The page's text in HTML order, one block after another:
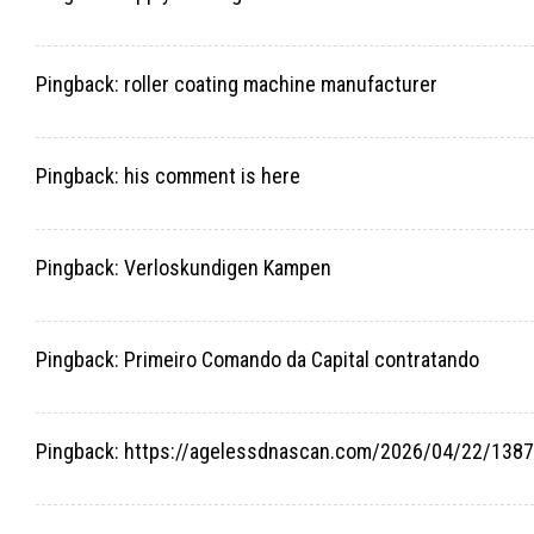
Pingback: roller coating machine manufacturer
Pingback: his comment is here
Pingback: Verloskundigen Kampen
Pingback: Primeiro Comando da Capital contratando
Pingback: https://agelessdnascan.com/2026/04/22/